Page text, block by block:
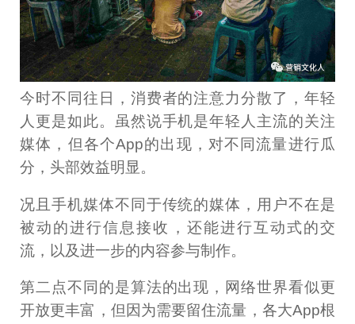
今时不同往日，消费者的注意力分散了，年轻
人更是如此。虽然说手机是年轻人主流的关注
媒体，但各个App的出现，对不同流量进行瓜
分，头部效益明显。
况且手机媒体不同于传统的媒体，用户不在是
被动的进行信息接收，还能进行互动式的交
流，以及进一步的内容参与制作。
第二点不同的是算法的出现，网络世界看似更
开放更丰富，但因为需要留住流量，各大App根